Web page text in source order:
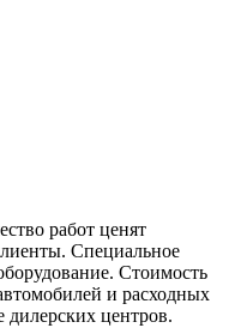
работ ценят
Специальное
Стоимость
и расходных
дилерских центров.